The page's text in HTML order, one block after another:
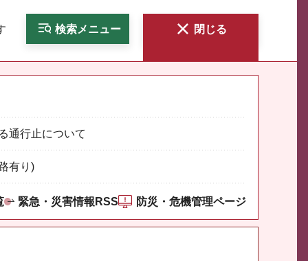
検索メニュー 閉じる
通行止について
有り)
緊急・災害情報RSS 防災・危機管理ページ